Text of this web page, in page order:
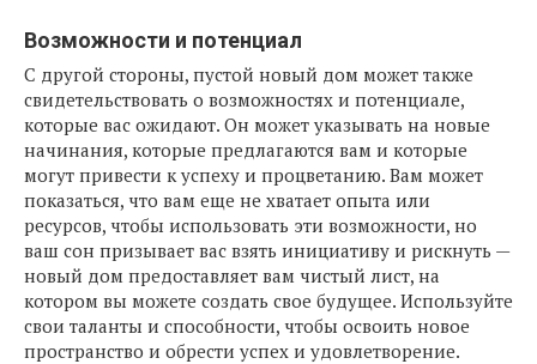
Возможности и потенциал
С другой стороны, пустой новый дом может также
свидетельствовать о возможностях и потенциале,
которые вас ожидают. Он может указывать на новые
начинания, которые предлагаются вам и которые
могут привести к успеху и процветанию. Вам может
показаться, что вам еще не хватает опыта или
ресурсов, чтобы использовать эти возможности, но
ваш сон призывает вас взять инициативу и рискнуть —
новый дом предоставляет вам чистый лист, на
котором вы можете создать свое будущее. Используйте
свои таланты и способности, чтобы освоить новое
пространство и обрести успех и удовлетворение.